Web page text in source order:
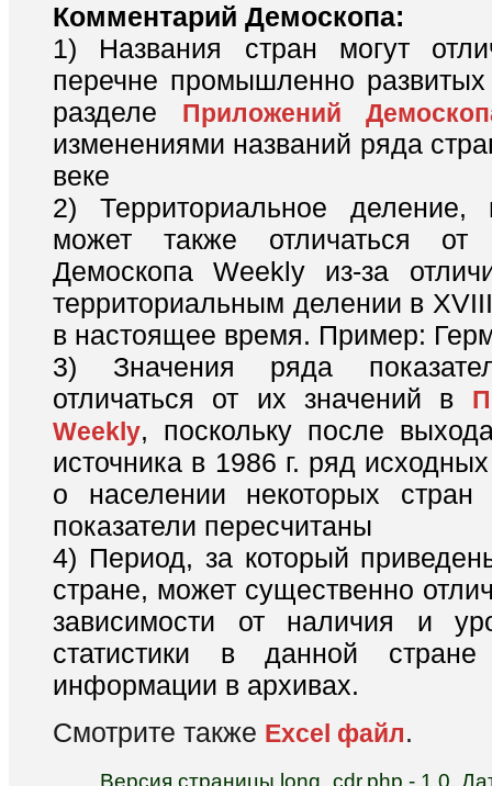
Комментарий Демоскопа:
1) Названия стран могут
перечне промышленно
разделе Приложений
изменениями названий ряда
веке
2) Территориальное деление,
может также отличаться от
Демоскопа Weekly из-за
территориальным делении в
в настоящее время. Пример:
3) Значения ряда
отличаться от их значений в
Weekly, поскольку после
источника в 1986 г. ряд
о населении некоторых
показатели пересчитаны
4) Период, за который
стране, может существенно
зависимости от наличия и
статистики в данной
информации в архивах.
Смотрите также Excel файл.
Версия страницы long_cdr.php - 1.0.